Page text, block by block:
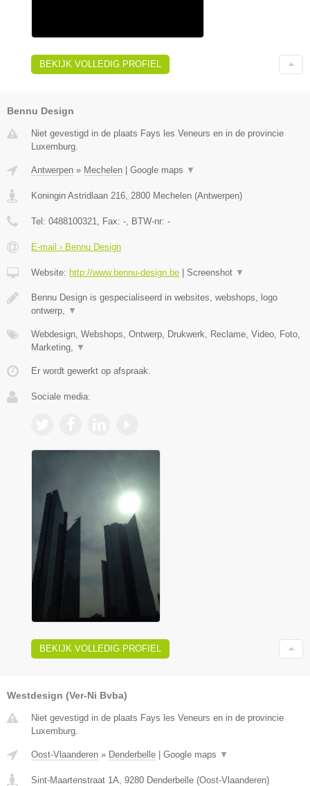
BEKIJK VOLLEDIG PROFIEL
Bennu Design
Niet gevestigd in de plaats Fays les Veneurs en in de provincie
Luxemburg.
Antwerpen » Mechelen Google maps ▼
Koningin Astridlaan 216, 2800 Mechelen (Antwerpen)
Tel: 0488100321, Fax: -, BTW-nr: -
E-mail › Bennu Design
Website: http://www.bennu-design.be Screenshot ▼
Bennu Design is gespecialiseerd in websites, webshops, logo
ontwerp, ▼
Webdesign, Webshops, Ontwerp, Drukwerk, Reclame, Video, Foto,
Marketing, ▼
Er wordt gewerkt op afspraak.
Sociale media:
BEKIJK VOLLEDIG PROFIEL
Westdesign (Ver-Ni Bvba)
Niet gevestigd in de plaats Fays les Veneurs en in de provincie
Luxemburg.
Oost-Vlaanderen » Denderbelle | Google maps ▼
Sint-Maartenstraat 1A 9280 Denderbelle (Oost-Vlaanderen)